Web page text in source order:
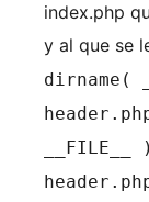
index.php
y al que se
dirname(